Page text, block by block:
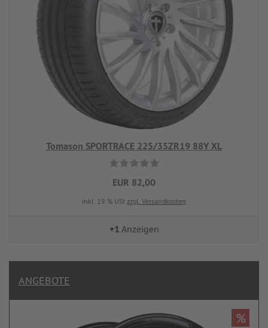
Tomason SPORTRACE 225/35ZR19 88Y XL
EUR 82,00
inkl. 19 % USt zzgl. Versandkosten
+1 Anzeigen
ANGEBOTE
%